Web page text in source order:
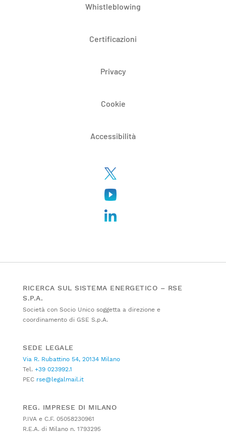
Whistleblowing
Certificazioni
Privacy
Cookie
Accessibilità
RICERCA SUL SISTEMA ENERGETICO – RSE
S.P.A.
Società con Socio Unico soggetta a direzione e
coordinamento di GSE S.p.A.
SEDE LEGALE
Via R. Rubattino 54, 20134 Milano
Tel. +39 023992.1
PEC rse@legalmail.it
REG. IMPRESE DI MILANO
P.IVA e C.F. 05058230961
R.E.A. di Milano n. 1793295